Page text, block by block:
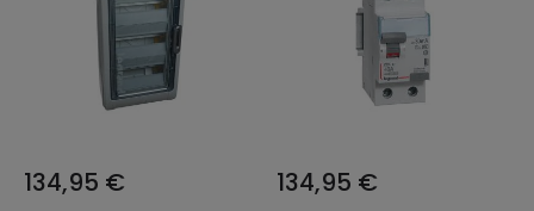
134,95 € 134,95 €